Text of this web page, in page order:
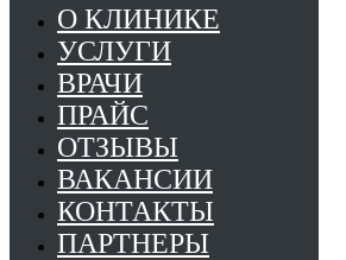
О КЛИНИКЕ
УСЛУГИ
ВРАЧИ
ПРАЙС
ОТЗЫВЫ
ВАКАНСИИ
КОНТАКТЫ
ПАРТНЕРЫ